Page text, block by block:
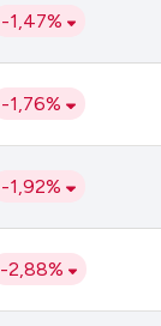
-1,47%
-1,76%
-1,92%
-2,88%